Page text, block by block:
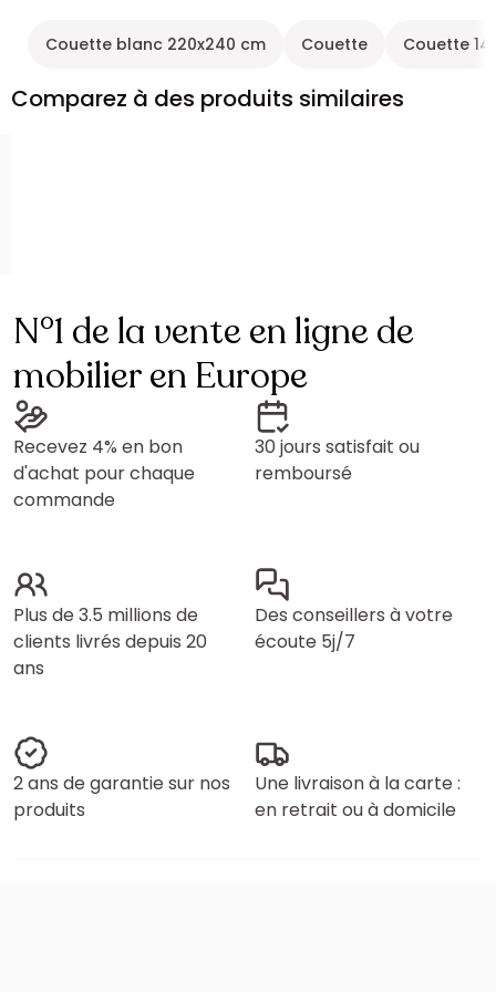
Couette blanc 220x240 cm Couette Couette
Comparez à des produits similaires
N°1 de la vente en ligne de
mobilier en Europe
Recevez 4% en bon
d'achat pour chaque
commande
30 jours satisfait ou
remboursé
Plus de 3.5 millions de
clients livrés depuis 20
ans
Des conseillers à votre
écoute 5j/7
2 ans de garantie sur nos
produits
Une livraison à la carte :
en retrait ou à domicile